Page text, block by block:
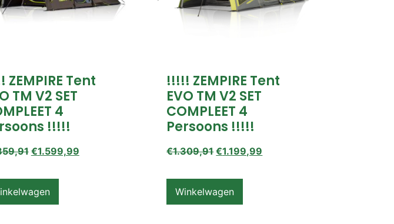
ZEMPIRE Tent
TM V2 SET
4
!!!!!
€1.599,99
!!!!! ZEMPIRE Tent
EVO TM V2 SET
COMPLEET 4
Persoons !!!!!
€1.309,91 €1.199,99
Winkelwagen